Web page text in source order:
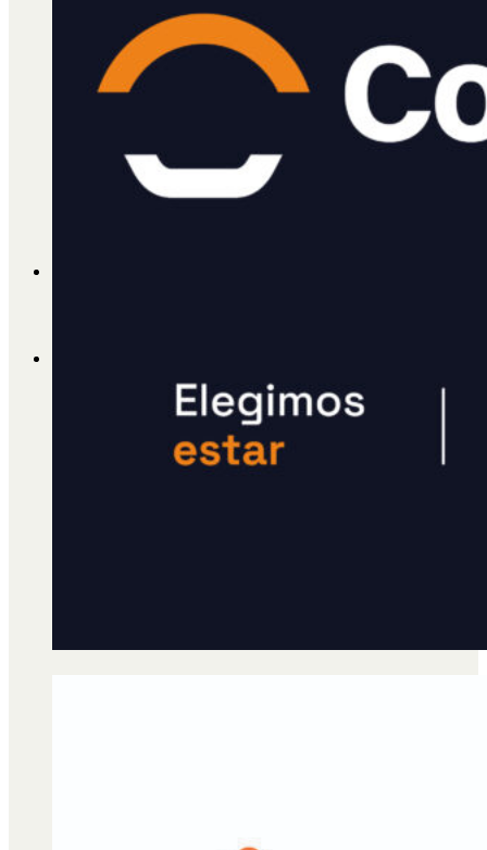
Facultad Libre Venado Tuerto 1990-1994
Cátedra Bailable 2018
ADHERITE!